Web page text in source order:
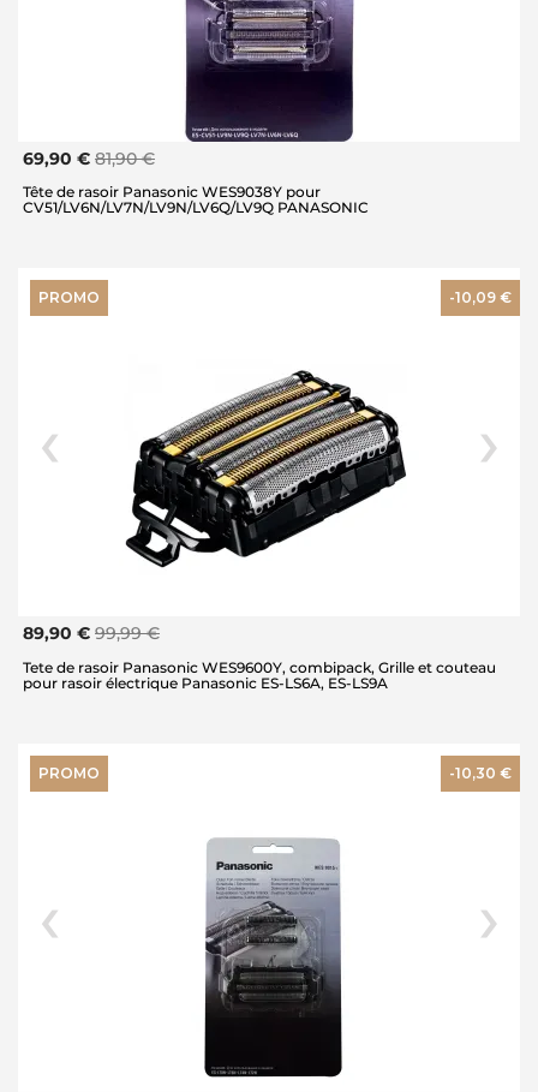
69,90 € 81,90 €
Tête de rasoir Panasonic WES9038Y pour
CV51/LV6N/LV7N/LV9N/LV6Q/LV9Q PANASONIC
PROMO -10,09 €
89,90 € 99,99 €
Tete de rasoir Panasonic WES9600Y, combipack, Grille et couteau
pour rasoir électrique Panasonic ES-LS6A, ES-LS9A
PROMO -10,30 €